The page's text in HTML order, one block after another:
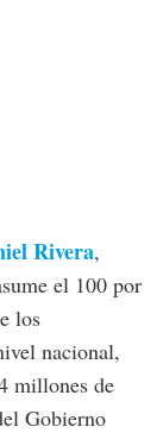
Rivera,
el 100 por
los
nacional,
millones de
Gobierno